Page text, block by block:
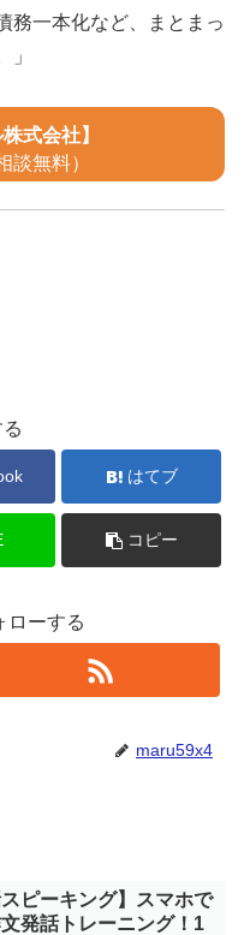
務一本化など、まとまっ
」
式会社】
談無料）
はてブ
コピー
ローする
maru59x4
スピーキング】スマホで
発話トレーニング！1